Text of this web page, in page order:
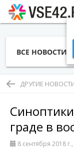
ВСЕ НОВОСТИ
ДРУГИЕ
граде в
8 сентября 2018